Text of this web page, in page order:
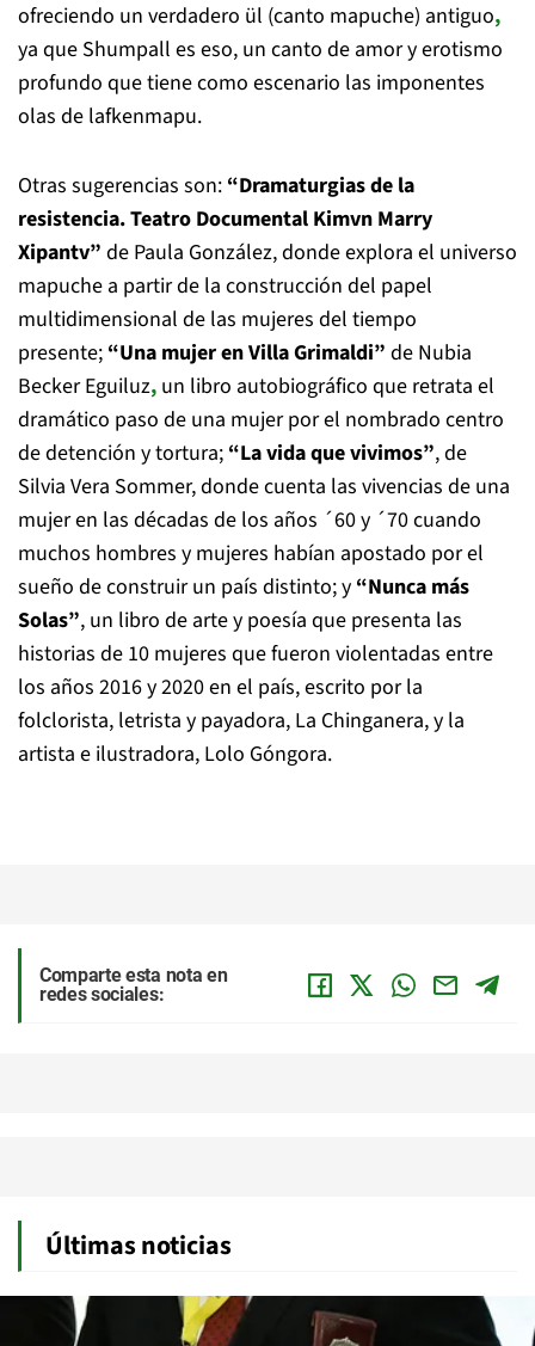
ofreciendo un verdadero ül (canto mapuche) antiguo,
ya que Shumpall es eso, un canto de amor y erotismo
profundo que tiene como escenario las imponentes
olas de lafkenmapu.
Otras sugerencias son: “Dramaturgias de la
resistencia. Teatro Documental Kimvn Marry
Xipantv” de Paula González, donde explora el universo
mapuche a partir de la construcción del papel
multidimensional de las mujeres del tiempo
presente; “Una mujer en Villa Grimaldi” de Nubia
Becker Eguiluz, un libro autobiográfico que retrata el
dramático paso de una mujer por el nombrado centro
de detención y tortura; “La vida que vivimos”, de
Silvia Vera Sommer, donde cuenta las vivencias de una
mujer en las décadas de los años ´60 y ´70 cuando
muchos hombres y mujeres habían apostado por el
sueño de construir un país distinto; y “Nunca más
Solas”, un libro de arte y poesía que presenta las
historias de 10 mujeres que fueron violentadas entre
los años 2016 y 2020 en el país, escrito por la
folclorista, letrista y payadora, La Chinganera, y la
artista e ilustradora, Lolo Góngora.
Comparte esta nota en
redes sociales:
Últimas noticias